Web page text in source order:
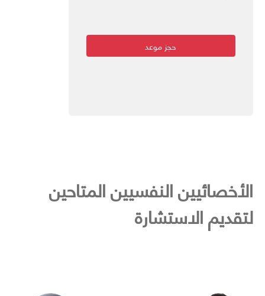
حجز موعد
الأخصائيين النفسيين المتاحين
لتقديم الاستشارة